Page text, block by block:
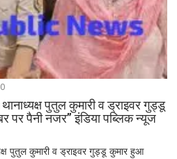
0
पुतुल कुमारी व ड्राइवर गुड्डू
पर पैनी नजर” इंडिया पब्लिक न्यूज
पुतुल कुमारी व ड्राइवर गुड्डू कुमार हुआ